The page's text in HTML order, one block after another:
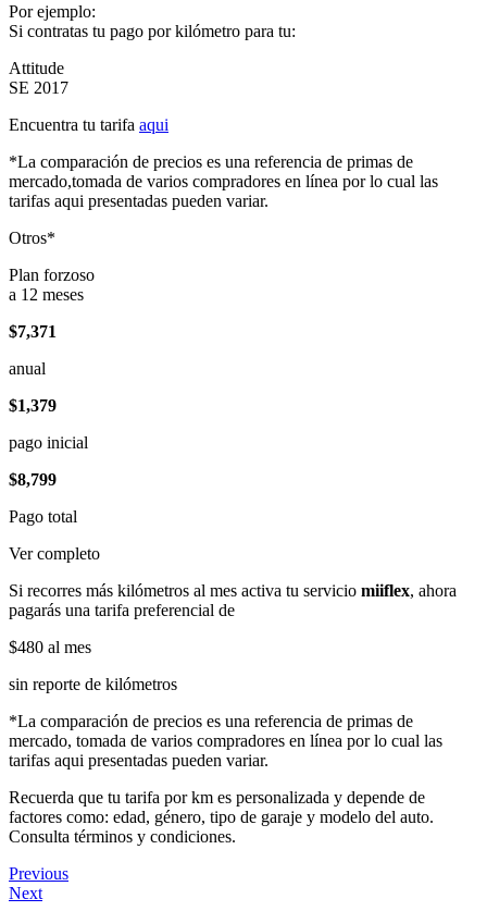
Por ejemplo:
Si contratas tu pago por kilómetro para tu:
Attitude
SE 2017
Encuentra tu tarifa aqui
*La comparación de precios es una referencia de primas de
mercado,tomada de varios compradores en línea por lo cual las
tarifas aqui presentadas pueden variar.
Otros*
Plan forzoso
a 12 meses
$7,371
anual
$1,379
pago inicial
$8,799
Pago total
Ver completo
Si recorres más kilómetros al mes activa tu servicio miiflex, ahora
pagarás una tarifa preferencial de
$480 al mes
sin reporte de kilómetros
*La comparación de precios es una referencia de primas de
mercado, tomada de varios compradores en línea por lo cual las
tarifas aqui presentadas pueden variar.
Recuerda que tu tarifa por km es personalizada y depende de
factores como: edad, género, tipo de garaje y modelo del auto.
Consulta términos y condiciones.
Previous
Next